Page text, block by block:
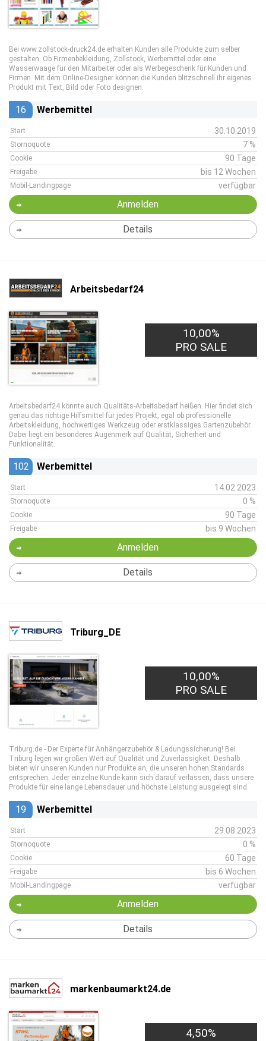
Bei www.zollstock-druck24.de erhalten Kunden alle Produkte zum selber
gestalten. Ob Firmenbekleidung, Zollstock, Werbemittel oder eine
Wasserwaage für den Mitarbeiter oder als Werbegeschenk für Kunden und
Firmen. Mit dem Online-Designer können die Kunden blitzschnell ihr eigenes
Produkt mit Text, Bild oder Foto designen.
16 Werbemittel
Start 30.10.2019
Stornoquote 7 %
Cookie 90 Tage
Freigabe bis 12 Wochen
Mobil-Landingpage verfügbar
Anmelden
Details
Arbeitsbedarf24
10,00%
PRO SALE
Arbeitsbedarf24 könnte auch Qualitäts-Arbeitsbedarf heißen. Hier findet sich
genau das richtige Hilfsmittel für jedes Projekt, egal ob professionelle
Arbeitskleidung, hochwertiges Werkzeug oder erstklassiges Gartenzubehör.
Dabei liegt ein besonderes Augenmerk auf Qualität, Sicherheit und
Funktionalität.
102 Werbemittel
Start 14.02.2023
Stornoquote 0 %
Cookie 90 Tage
Freigabe bis 9 Wochen
Anmelden
Details
Triburg_DE
10,00%
PRO SALE
Triburg.de - Der Experte für Anhängerzubehör & Ladungssicherung! Bei
Triburg legen wir großen Wert auf Qualität und Zuverlässigkeit. Deshalb
bieten wir unseren Kunden nur Produkte an, die unseren hohen Standards
entsprechen. Jeder einzelne Kunde kann sich darauf verlassen, dass unsere
Produkte für eine lange Lebensdauer und höchste Leistung ausgelegt sind.
19 Werbemittel
Start 29.08.2023
Stornoquote 0 %
Cookie 60 Tage
Freigabe bis 6 Wochen
Mobil-Landingpage verfügbar
Anmelden
Details
markenbaumarkt24.de
4,50%